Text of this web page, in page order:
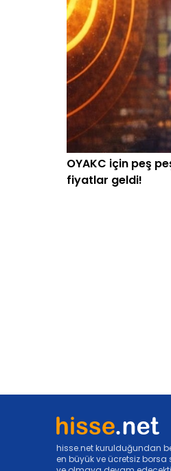
OYAKC için peş
fiyatlar geldi!
hisse.net kurulduğundan
en büyük ve ücretsiz borsa